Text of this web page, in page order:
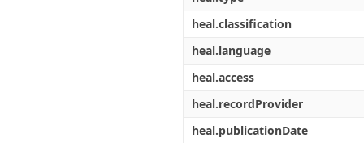
heal.classification
heal.language
heal.access
heal.recordProvider
heal.publicationDate